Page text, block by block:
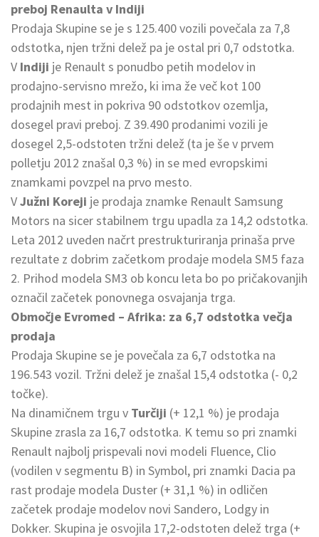
preboj Renaulta v Indiji
Prodaja Skupine se je s 125.400 vozili povečala za 7,8
odstotka, njen tržni delež pa je ostal pri 0,7 odstotka.
V Indiji je Renault s ponudbo petih modelov in
prodajno-servisno mrežo, ki ima že več kot 100
prodajnih mest in pokriva 90 odstotkov ozemlja,
dosegel pravi preboj. Z 39.490 prodanimi vozili je
dosegel 2,5-odstoten tržni delež (ta je še v prvem
polletju 2012 znašal 0,3 %) in se med evropskimi
znamkami povzpel na prvo mesto.
VJužni Koreji je prodaja znamke Renault Samsung
Motors na sicer stabilnem trgu upadla za 14,2 odstotka.
Leta 2012 uveden načrt prestrukturiranja prinaša prve
rezultate z dobrim začetkom prodaje modela SM5 faza
2. Prihod modela SM3 ob koncu leta bo po pričakovanjih
označil začetek ponovnega osvajanja trga.
Območje Evromed – Afrika: za 6,7 odstotka večja
prodaja
Prodaja Skupine se je povečala za 6,7 odstotka na
196.543 vozil. Tržni delež je znašal 15,4 odstotka (- 0,2
točke).
Na dinamičnem trgu v Turčiji (+ 12,1 %) je prodaja
Skupine zrasla za 16,7 odstotka. K temu so pri znamki
Renault najbolj prispevali novi modeli Fluence, Clio
(vodilen v segmentu B) in Symbol, pri znamki Dacia pa
rast prodaje modela Duster (+ 31,1 %) in odličen
začetek prodaje modelov novi Sandero, Lodgy in
Dokker. Skupina je osvojila 17,2-odstoten delež trga (+